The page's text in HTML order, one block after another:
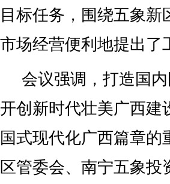
目标任务，围绕五象
市场经营便利地提出了
会议强调，打造国
开创新时代壮美广西建
国式现代化广西篇章
区管委会、南宁五象